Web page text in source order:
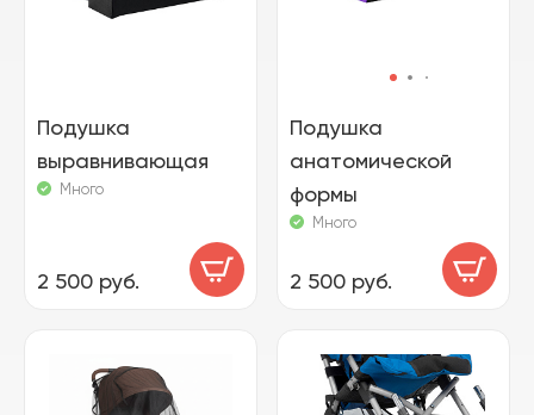
Подушка
выравнивающая
Много
2 500 руб.
Подушка
анатомической
формы
Много
2 500 руб.